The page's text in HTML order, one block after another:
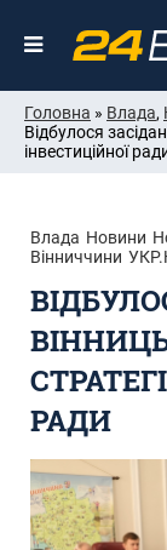
Головна » Влада,
Відбулося
інвестиційної
Влада Новини
Вінниччини
РАДИ